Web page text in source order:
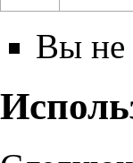
Вы не